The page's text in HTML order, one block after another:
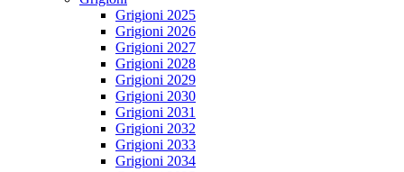
Grigioni 2025
Grigioni 2026
Grigioni 2027
Grigioni 2028
Grigioni 2029
Grigioni 2030
Grigioni 2031
Grigioni 2032
Grigioni 2033
Grigioni 2034